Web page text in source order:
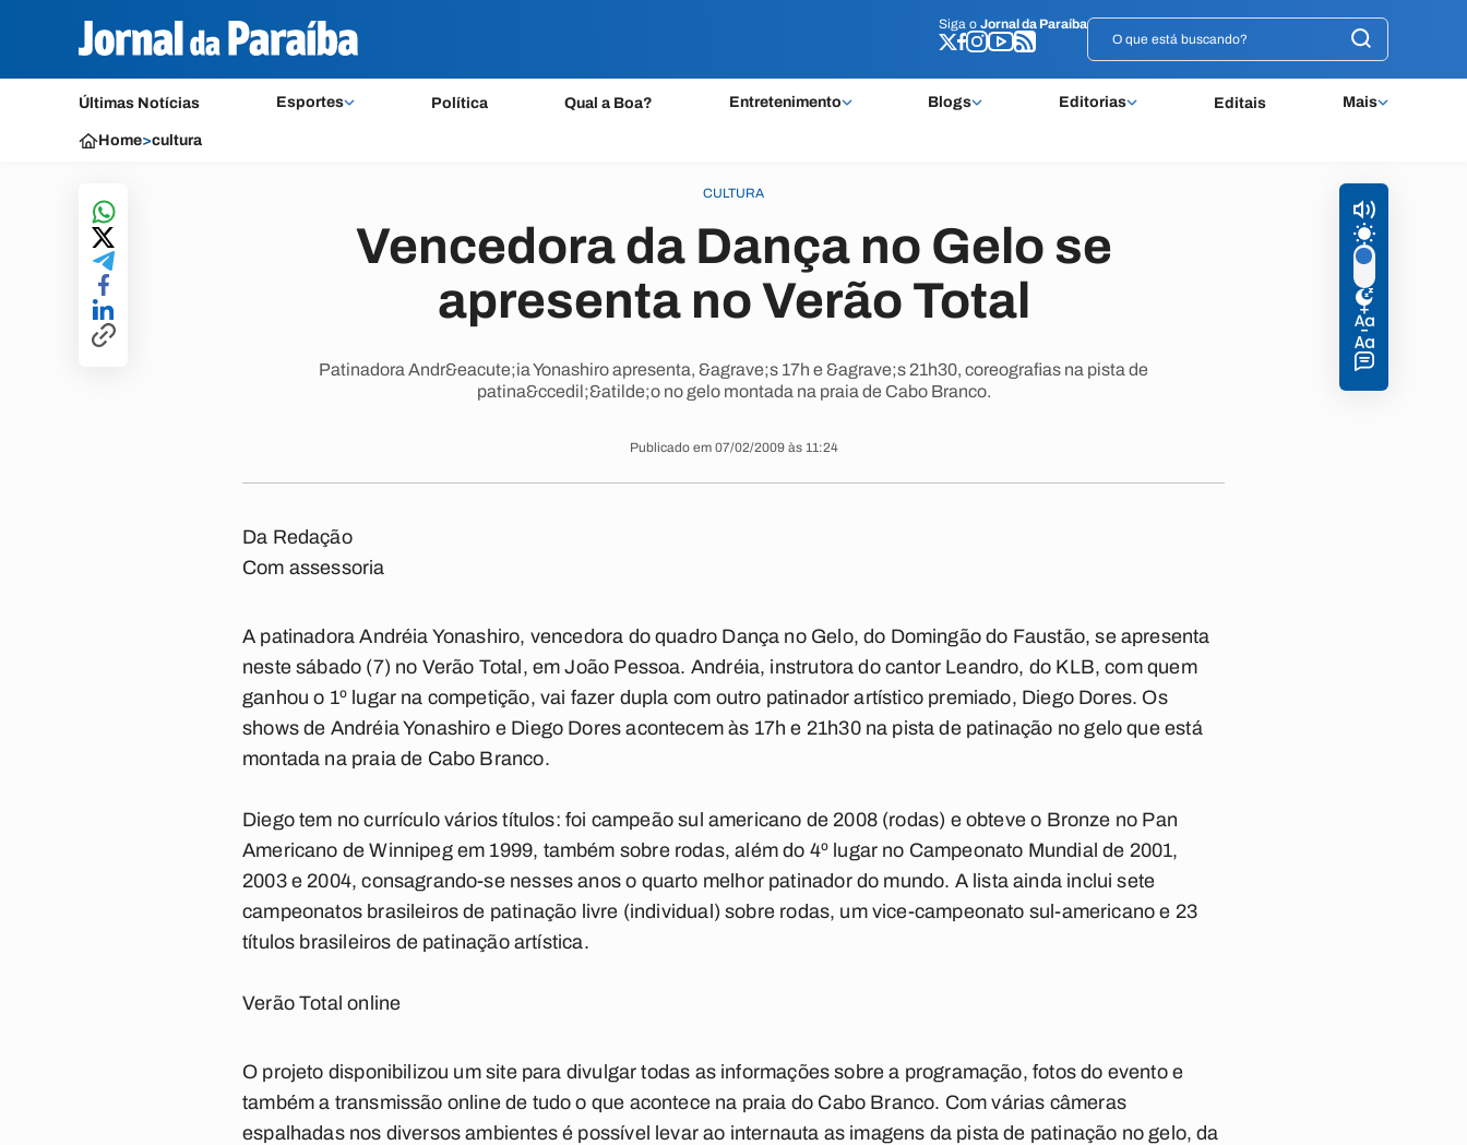
Siga o Jornal da Paraíba
Últimas Notícias Esportes Política Qual a Boa? Entretenimento Blogs Editorias Editais Mais
Siga o Jornal da Paraíba
Home>cultura
CULTURA
Vencedora da Dança no Gelo se
apresenta no Verão Total
Patinadora Andr&eacute;ia Yonashiro apresenta, &agrave;s 17h e &agrave;s 21h30, coreografias na pista de
patina&ccedil;&atilde;o no gelo montada na praia de Cabo Branco.
Publicado em 07/02/2009 às 11:24
Da Redação
Com assessoria
A patinadora Andréia Yonashiro, vencedora do quadro Dança no Gelo, do Domingão do Faustão, se apresenta
neste sábado (7) no Verão Total, em João Pessoa. Andréia, instrutora do cantor Leandro, do KLB, com quem
ganhou o 1º lugar na competição, vai fazer dupla com outro patinador artístico premiado, Diego Dores. Os
shows de Andréia Yonashiro e Diego Dores acontecem às 17h e 21h30 na pista de patinação no gelo que está
montada na praia de Cabo Branco.
Diego tem no currículo vários títulos: foi campeão sul americano de 2008 (rodas) e obteve o Bronze no Pan
Americano de Winnipeg em 1999, também sobre rodas, além do 4º lugar no Campeonato Mundial de 2001,
2003 e 2004, consagrando-se nesses anos o quarto melhor patinador do mundo. A lista ainda inclui sete
campeonatos brasileiros de patinação livre (individual) sobre rodas, um vice-campeonato sul-americano e 23
títulos brasileiros de patinação artística.
Verão Total online
O projeto disponibilizou um site para divulgar todas as informações sobre a programação, fotos do evento e
também a transmissão online de tudo o que acontece na praia do Cabo Branco. Com várias câmeras
espalhadas nos diversos ambientes é possível levar ao internauta as imagens da pista de patinação no gelo, da